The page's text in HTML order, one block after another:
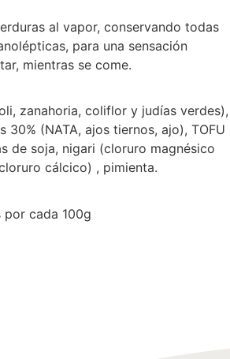
al vapor, conservando todas
para una sensación
mientras se come.
zanahoria, coliflor y judías verdes),
30% (NATA, ajos tiernos, ajo), TOFU
de soja, nigari (cloruro magnésico
cálcico) , pimienta.
por cada 100g